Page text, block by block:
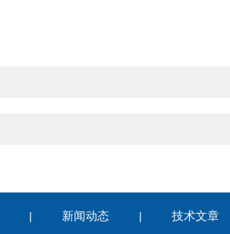
| 新闻动态 | 技术文章